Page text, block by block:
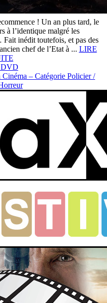
! Un an plus tard, le
à l’identique malgré les
inédit toutefois, et pas des
chef de l’Etat à ... LIRE
DVD
– Catégorie Policier /